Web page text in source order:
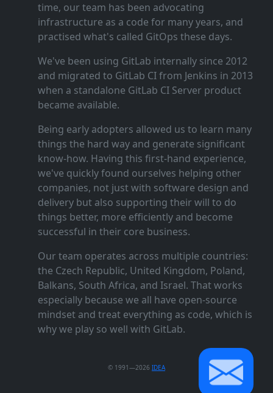
time, our team has been advocating
infrastructure as a code for many years, and
practised what's called GitOps these days.
We've been using GitLab internally since 2012
and migrated to GitLab CI from Jenkins in 2013
when a standalone GitLab CI Server product
became available.
Being early adopters allowed us to learn many
things the hard way and generate significant
know‑how. Having this first‑hand experience,
we've quickly found ourselves helping other
companies, not just with software design and
delivery but also supporting their will to do
things better, more efficiently and become
successful in their core business.
Our team operates across multiple countries:
the Czech Republic, United Kingdom, Poland,
Balkans, South Africa, and Israel. That works
especially because we all have open‑source
mindset and treat everything as code, which is
why we play so well with GitLab.
© 1991—2026 IDEA